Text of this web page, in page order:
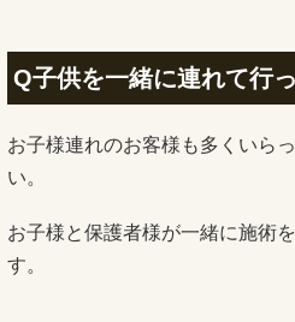
Q子供を一緒に連れて行
お子様連れのお客様も多くいら
い。
お子様と保護者様が一緒に施術
す。